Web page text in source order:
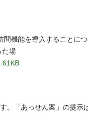
機能を導入することに
た場
。「あっせん案」の提示